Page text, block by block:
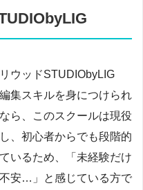
ウッドSTUDIObyLIG
集スキルを身につけられ
ら、このスクールは現役
、初心者からでも段階的
いるため、「未経験だけ
安…」と感じている方で